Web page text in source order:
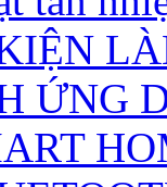
ỨNG